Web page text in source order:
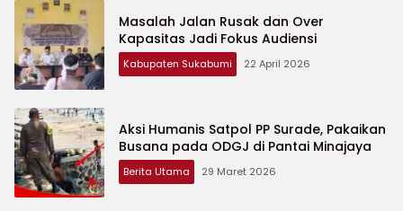
Masalah Jalan Rusak dan Over
Kapasitas Jadi Fokus Audiensi
Kabupaten Sukabumi 22 April 2026
Aksi Humanis Satpol PP Surade, Pakaikan
Busana pada ODGJ di Pantai Minajaya
Berita Utama 29 Maret 2026